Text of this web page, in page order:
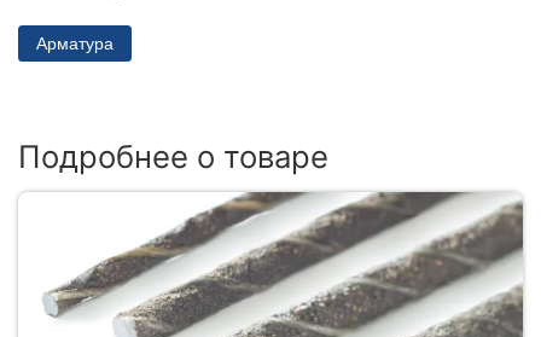
Арматура
Подробнее о товаре